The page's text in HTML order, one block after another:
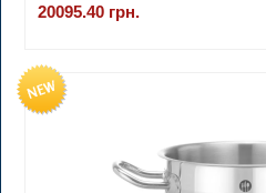
20095.40 грн.